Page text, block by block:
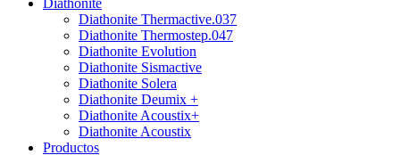
Diathonite
Diathonite Thermactive.037
Diathonite Thermostep.047
Diathonite Evolution
Diathonite Sismactive
Diathonite Solera
Diathonite Deumix +
Diathonite Acoustix+
Diathonite Acoustix
Productos